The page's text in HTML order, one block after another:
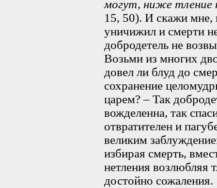
могут, ниже тление
15, 50). И скажи мне,
уничижил и смерти
добродетель не
Возьми из многих
довел ли блуд до
сохранение
царем? – Так
вожделенна, так
отвратителен и
великим
избирая смерть,
нетления возлюбляя
достойно сожаления.